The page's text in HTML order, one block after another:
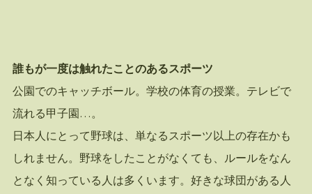
誰もが一度は触れたことのあるスポーツ
公園でのキャッチボール。学校の体育の授業。テレビで
流れる甲子園…。
日本人にとって野球は、単なるスポーツ以上の存在かも
しれません。野球をしたことがなくても、ルールをなん
となく知っている人は多くいます。好きな球団がある人